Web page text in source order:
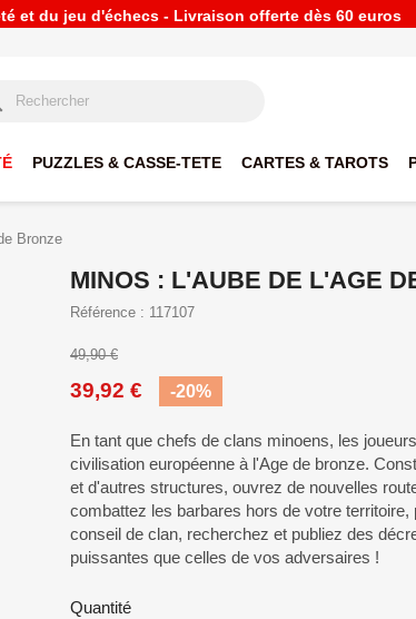
et du jeu d'échecs - Livraison offerte dès 60 euros
PUZZLES & CASSE-TETE CARTES & TAROTS
Bronze
MINOS : L'AUBE DE L'AGE
Référence : 117107
49,90 €
39,92 € -20%
En tant que chefs de clans minoens, les
civilisation européenne à l'Age de bronze.
et d'autres structures, ouvrez de nouvelles
combattez les barbares hors de votre
conseil de clan, recherchez et publiez des
puissantes que celles de vos adversaires !
Quantité